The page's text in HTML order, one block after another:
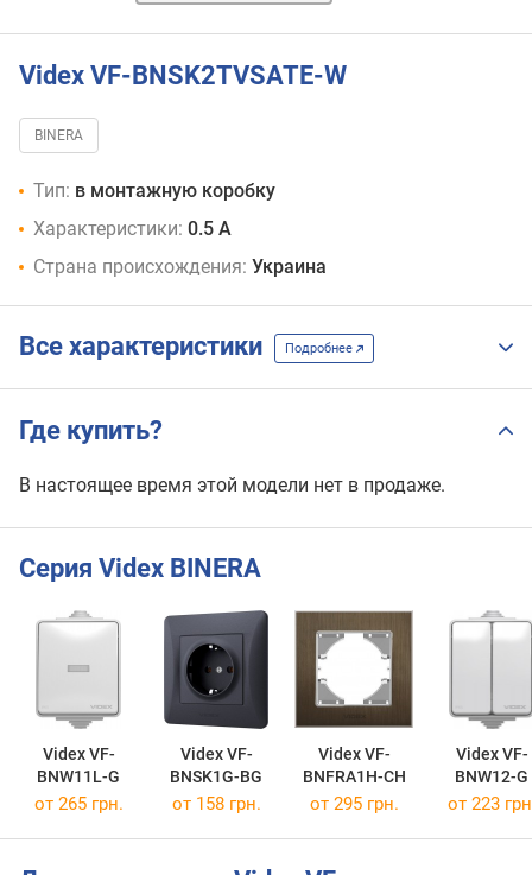
Videx VF-BNSK2TVSATE-W
BINERA
Тип: в монтажную коробку
Характеристики: 0.5 А
Страна происхождения: Украина
Все характеристики Подробнее
Где купить?
В настоящее время этой модели нет в продаже.
Серия Videx BINERA
Videx VF-
BNW11L-G
Videx VF-
BNSK1G-BG
Videx VF-
BNFRA1H-CH
Videx VF-
BNW12-G
от 265 грн. от 158 грн. от 295 грн. от 223